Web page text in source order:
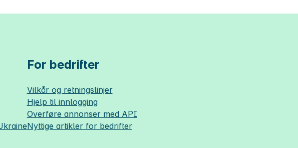
For bedrifter
Vilkår og retningslinjer
Hjelp til innlogging
Overføre annonser med API
Nyttige artikler for bedrifter